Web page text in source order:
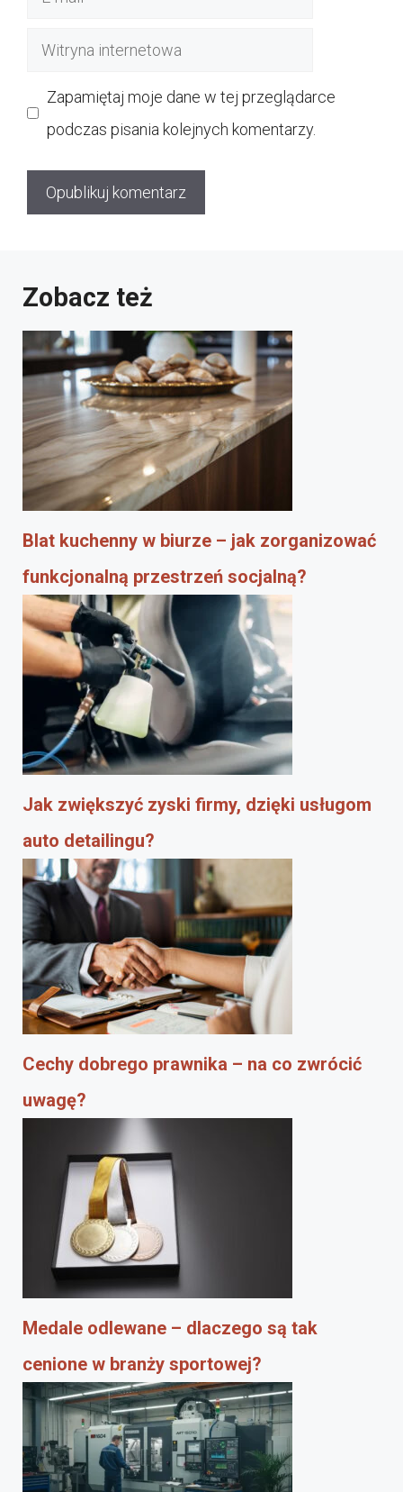
Witryna
Zapamiętaj moje dane w tej przeglądarce
podczas pisania kolejnych komentarzy.
Zobacz też
Blat kuchenny w biurze – jak zorganizować
funkcjonalną przestrzeń socjalną?
Jak zwiększyć zyski firmy, dzięki usługom
auto detailingu?
Cechy dobrego prawnika – na co zwrócić
uwagę?
Medale odlewane – dlaczego są tak
cenione w branży sportowej?